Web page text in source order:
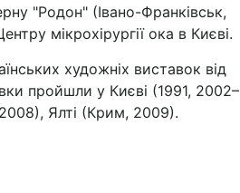
"Родон" (Івано-Франківськ,
мікрохірургії ока в Києві.
художніх виставок від
пройшли у Киє­ві (1991, 2002–
Ялті (Крим, 2009).